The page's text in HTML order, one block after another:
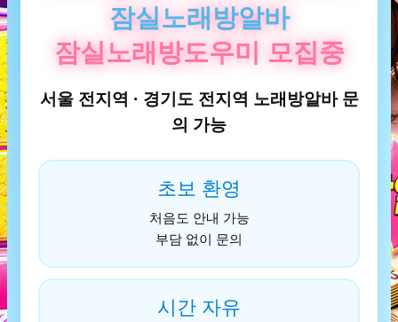
잠실노래방알바
잠실노래방도우미 모집중
서울 전지역 · 경기도 전지역 노래방알바 문
의 가능
초보 환영
처음도 안내 가능
부담 없이 문의
시간 자유